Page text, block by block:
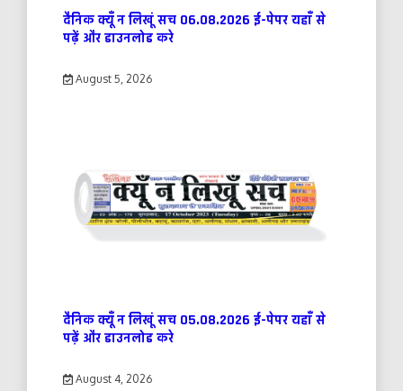
दैनिक क्यूँ न लिखूं सच 06.08.2026 ई-पेपर यहाँ से
पढ़ें और डाउनलोड करे
August 5, 2026
दैनिक क्यूँ न लिखूं सच 05.08.2026 ई-पेपर यहाँ से
पढ़ें और डाउनलोड करे
August 4, 2026